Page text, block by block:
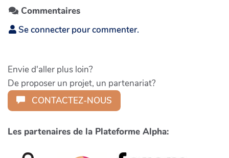
Commentaires
Se connecter pour commenter.
Envie d'aller plus loin?
De proposer un projet, un partenariat?
CONTACTEZ-NOUS
Les partenaires de la Plateforme Alpha: